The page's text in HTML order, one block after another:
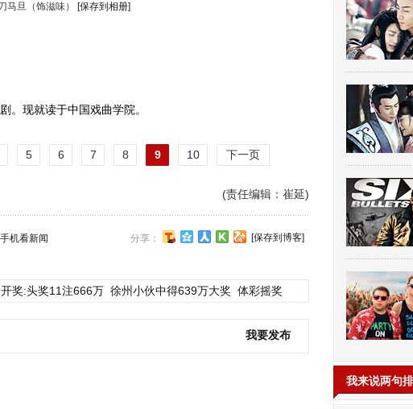
马旦（饰滋味） [保存到相册]
现就读于中国戏曲学院。
5 6 7 8 9 10 下一页
(责任编辑：崔延)
分享： [保存到博客]
手机看新闻
奖:头奖11注666万 徐州小伙中得639万大奖 体彩摇奖
我要发布
我来说两句